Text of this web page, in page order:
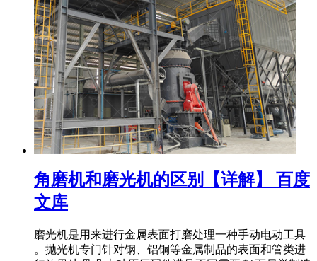
角磨机和磨光机的区别【详解】 百度
文库
磨光机是用来进行金属表面打磨处理一种手动电动工具
。抛光机专门针对钢、铝铜等金属制品的表面和管类进